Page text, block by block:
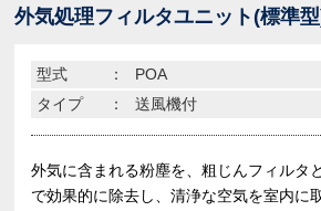
外気処理フィルタユニット(標準
型式 ：
POA
タイプ
： 送風機付
外気に含まれる粉塵を、粗じんフィルタ
で効果的に除去し、清浄な空気を室内に